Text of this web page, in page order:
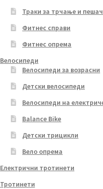
Траки за трчање и
Фитнес справи
Фитнес опрема
Велосипеди
Велосипеди за возрасни
Детски велосипеди
Велосипеди на
Balance Bike
Детски трицикли
Вело опрема
Електрични тротинети
Тротинети